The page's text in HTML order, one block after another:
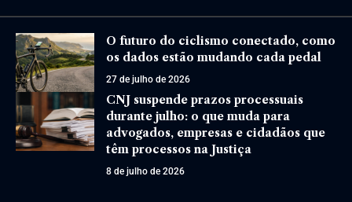
O futuro do ciclismo conectado, como
os dados estão mudando cada pedal
27 de julho de 2026
CNJ suspende prazos processuais
durante julho: o que muda para
advogados, empresas e cidadãos que
têm processos na Justiça
8 de julho de 2026